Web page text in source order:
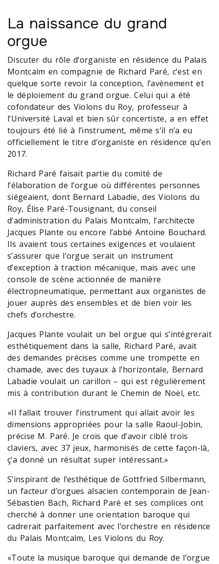
La naissance du grand
orgue
Discuter du rôle d’organiste en résidence du Palais
Montcalm en compagnie de Richard Paré, c’est en
quelque sorte revoir la conception, l’avènement et
le déploiement du grand orgue. Celui qui a été
cofondateur des Violons du Roy, professeur à
l’Université Laval et bien sûr concertiste, a en effet
toujours été lié à l’instrument, même s’il n’a eu
officiellement le titre d’organiste en résidence qu’en
2017.
Richard Paré faisait partie du comité de
l’élaboration de l’orgue où différentes personnes
siégeaient, dont Bernard Labadie, des Violons du
Roy, Élise Paré-Tousignant, du conseil
d’administration du Palais Montcalm, l’architecte
Jacques Plante ou encore l’abbé Antoine Bouchard.
Ils avaient tous certaines exigences et voulaient
s’assurer que l’orgue serait un instrument
d’exception à traction mécanique, mais avec une
console de scène actionnée de manière
électropneumatique, permettant aux organistes de
jouer auprès des ensembles et de bien voir les
chefs d’orchestre.
Jacques Plante voulait un bel orgue qui s’intégrerait
esthétiquement dans la salle, Richard Paré, avait
des demandes précises comme une trompette en
chamade, avec des tuyaux à l’horizontale, Bernard
Labadie voulait un carillon – qui est régulièrement
mis à contribution durant le Chemin de Noël, etc.
«Il fallait trouver l’instrument qui allait avoir les
dimensions appropriées pour la salle Raoul-Jobin,
précise M. Paré. Je crois que d’avoir ciblé trois
claviers, avec 37 jeux, harmonisés de cette façon-là,
ç’a donné un résultat super intéressant.»
S’inspirant de l’esthétique de Gottfried Silbermann,
un facteur d’orgues alsacien contemporain de Jean-
Sébastien Bach, Richard Paré et ses complices ont
cherché à donner une orientation baroque qui
cadrerait parfaitement avec l’orchestre en résidence
du Palais Montcalm, Les Violons du Roy.
«Toute la musique baroque qui demande de l’orgue